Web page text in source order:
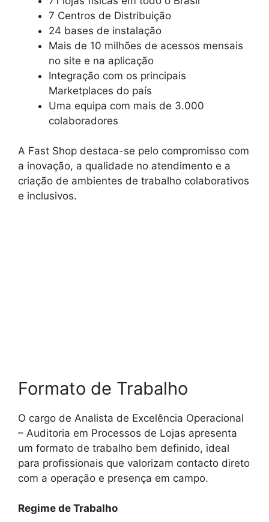
7 Centros de Distribuição
24 bases de instalação
Mais de 10 milhões de acessos mensais
no site e na aplicação
Integração com os principais
Marketplaces do país
Uma equipa com mais de 3.000
colaboradores
A Fast Shop destaca-se pelo compromisso com
a inovação, a qualidade no atendimento e a
criação de ambientes de trabalho colaborativos
e inclusivos.
Formato de Trabalho
O cargo de Analista de Excelência Operacional
– Auditoria em Processos de Lojas apresenta
um formato de trabalho bem definido, ideal
para profissionais que valorizam contacto direto
com a operação e presença em campo.
Regime de Trabalho